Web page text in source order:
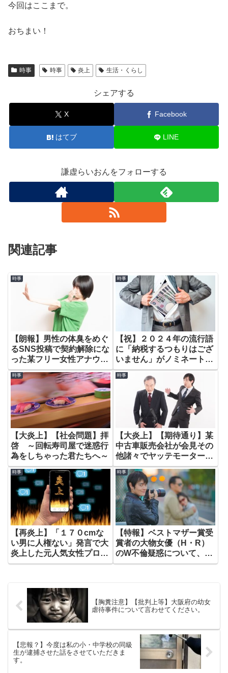
今回はここまで。
おちまい！
時事 時事 炎上 生活・くらし
シェアする
X Facebook
はてブ LINE
謙虚らいおんをフォローする
関連記事
時事
【朗報】男性の体臭をめぐ
るSNS投稿で契約解除にな
った某フリー女性アナウン
サーについて語ります。
時事
【祝】２０２４年の流行語
に「納税するつもりはござ
いません」がノミネートさ
れることが決まりました
(笑)。 ～おめでとうござ
います🎉～
時事
【大炎上】【社会問題】拝
啓 ～回転寿司屋で迷惑行
為をしちゃった君たちへ～
時事
【大炎上】【期待通り】某
中古車販売会社が会見その
他諸々でヤッテモーター
話。
時事
【再炎上】「１７０cmな
い男に人権ない」発言で大
炎上した元人気女性プロゲ
ーマーが復活してしまいま
時事
【特報】ベストマザー賞受
賞者の大物女優（H・R）
のW不倫疑惑について、あ
れこれ言わせてもらいま
【胸糞注意】【批判上等】大阪府の幼女
虐待事件について言わせてください。
【悲報？】今度は私の小・中学校の同級
生が逮捕させた話をさせていただきま
す。